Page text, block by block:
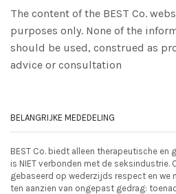
The content of the BEST Co.
purposes only. None of the
should be used, construed as
advice or consultation
BELANGRIJKE MEDEDELING
BEST Co. biedt alleen therapeutische en
is NIET verbonden met de seksindustrie.
gebaseerd op wederzijds respect en we
ten aanzien van ongepast gedrag: